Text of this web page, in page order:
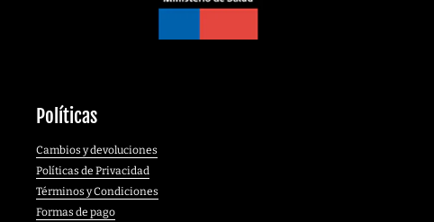
Políticas
Cambios y devoluciones
Políticas de Privacidad
Términos y Condiciones
Formas de pago